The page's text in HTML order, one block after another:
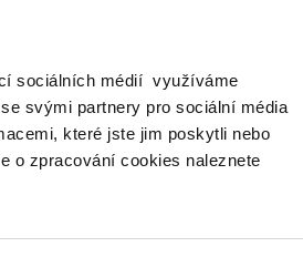
sociálních médií využíváme
svými partnery pro sociální média
které jste jim poskytli nebo
o zpracování cookies naleznete
submenu